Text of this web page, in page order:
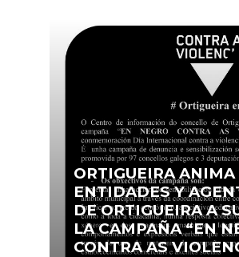
ORTIGUEIRA ANIMA
ENTIDADES Y
DE ORTIGUEIRA A
LA CAMPAÑA “EN
CONTRA AS